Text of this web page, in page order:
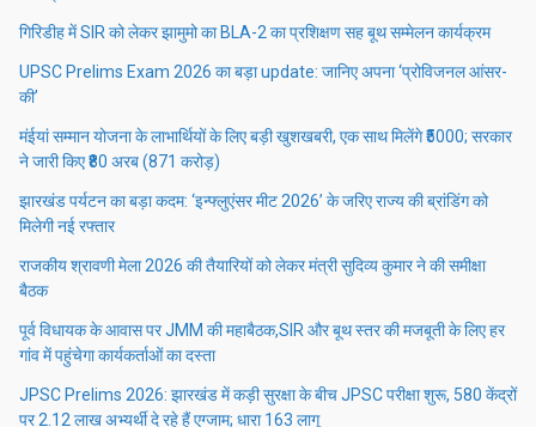
गिरिडीह में SIR को लेकर झामुमो का BLA-2 का प्रशिक्षण सह बूथ सम्मेलन कार्यक्रम
UPSC Prelims Exam 2026 का बड़ा update: जानिए अपना ‘प्रोविजनल आंसर-
की’
मंईयां सम्मान योजना के लाभार्थियों के लिए बड़ी खुशखबरी, एक साथ मिलेंगे ₹5000; सरकार
ने जारी किए ₹80 अरब (871 करोड़)
झारखंड पर्यटन का बड़ा कदम: ‘इन्फ्लुएंसर मीट 2026’ के जरिए राज्य की ब्रांडिंग को
मिलेगी नई रफ्तार
राजकीय श्रावणी मेला 2026 की तैयारियों को लेकर मंत्री सुदिव्य कुमार ने की समीक्षा
बैठक
पूर्व विधायक के आवास पर JMM की महाबैठक,SIR और बूथ स्तर की मजबूती के लिए हर
गांव में पहुंचेगा कार्यकर्ताओं का दस्ता
JPSC Prelims 2026: झारखंड में कड़ी सुरक्षा के बीच JPSC परीक्षा शुरू, 580 केंद्रों
पर 2.12 लाख अभ्यर्थी दे रहे हैं एग्जाम; धारा 163 लागू